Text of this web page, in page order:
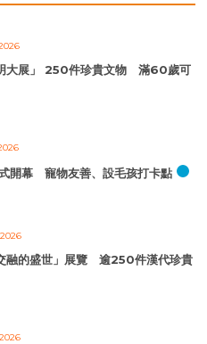
大展」 250件珍貴文物 滿60歲可
開幕 寵物友善、設毛孩打卡點
融的盛世」展覽 逾250件漢代珍貴